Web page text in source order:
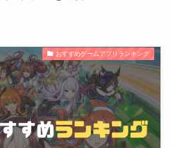
おすすめゲームアプリランキング